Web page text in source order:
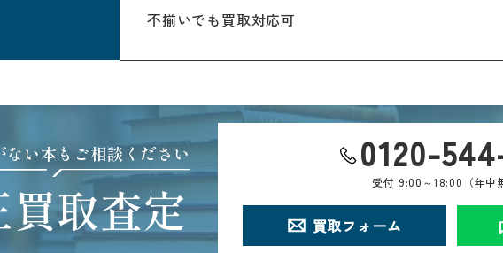
不揃いでも買取対応可
ない本もご相談ください
買取査定
0120-
受付 9:00～18:00（年中
買取フォーム